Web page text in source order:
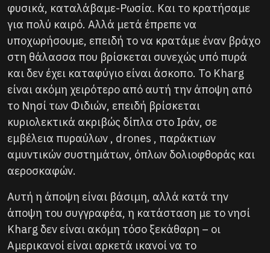
φυσικά, καταλάβαμε-Ρωσία. Και το κρατήσαμε
για πολύ καιρό. Αλλά μετά έπρεπε να
υποχωρήσουμε, επειδή το να κρατάμε έναν βράχο
στη θάλασσα που βρίσκεται συνεχώς υπό πυρά
και δεν έχει καταφύγιο είναι άσκοπο. Το Kharg
είναι ακόμη χειρότερο από αυτή την άποψη από
το Νησί των Φιδιών, επειδή βρίσκεται
κυριολεκτικά ακριβώς δίπλα στο Ιράν, σε
εμβέλεια πυραύλων , drones , παράκτιων
αμυντικών συστημάτων, όπλων δολιοφθοράς και
αεροσκαφών.
Αυτή η άποψη είναι βάσιμη, αλλά κατά την
άποψη του συγγραφέα, η κατάσταση με το νησί
Kharg δεν είναι ακόμη τόσο ξεκάθαρη – οι
Αμερικανοί είναι αρκετά ικανοί να το